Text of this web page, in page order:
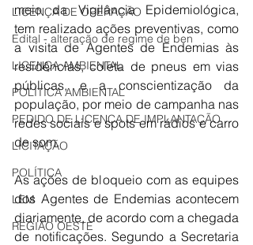
LICENÇA DE OPERAÇÃO
Edital - alteração de regime de ben
LICENÇA AMBIENTAL
POLÍTICA AMBIENTAL
PEDIDO DE LICENÇA DE IMPLANTAÇÃO
LICITAÇÃO
POLÍTICA
LEM
REGIÃO OESTE
meio da Vigilância Epidemiológica,
tem realizado ações preventivas, como
a visita de Agentes de Endemias às
residências, coleta de pneus em vias
públicas, e a conscientização da
população, por meio de campanha nas
redes sociais e spots em rádios e carro
de som.
As ações de bloqueio com as equipes
dos Agentes de Endemias acontecem
diariamente, de acordo com a chegada
de notificações. Segundo a Secretaria